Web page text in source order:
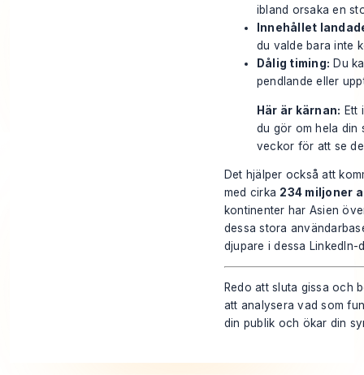
ibland orsaka en
Innehållet
du valde bara inte
Dålig timing: Du
pendlande eller
Här är kärnan: Ett
du gör om hela din
veckor för att se
Det hjälper också att
med cirka 234 miljoner
kontinenter har Asien
dessa stora
djupare i dessa LinkedIn-
Redo att sluta gissa och
att analysera vad som
din publik och ökar din